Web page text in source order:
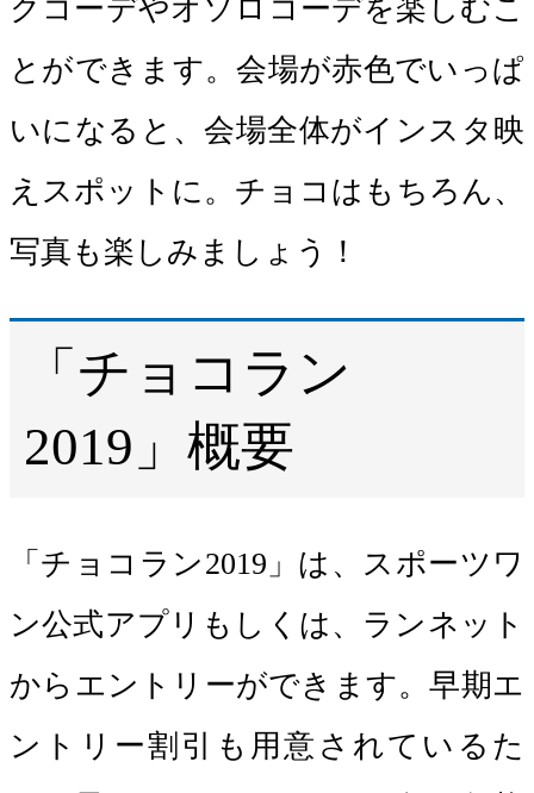
クコーデやオソロコーデを楽しむこ
とができます。会場が赤色でいっぱ
いになると、会場全体がインスタ映
えスポットに。チョコはもちろん、
写真も楽しみましょう！
「チョコラン
2019」概要
「チョコラン2019」は、スポーツワ
ン公式アプリもしくは、ランネット
からエントリーができます。早期エ
ントリー割引も用意されているた